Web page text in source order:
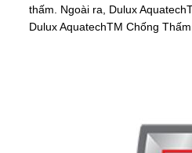
thấm. Ngoài ra, Dulux
Dulux AquatechTM Chống